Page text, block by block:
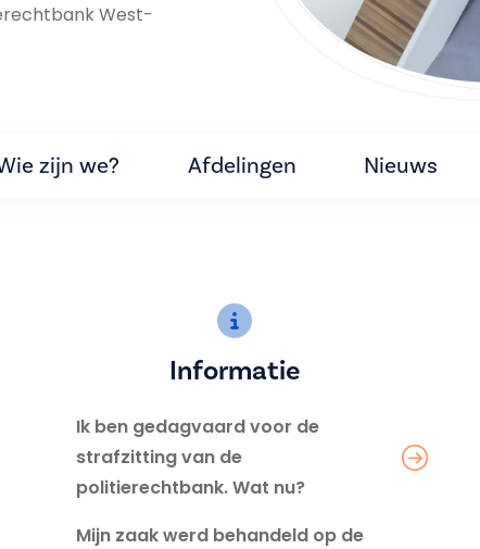
West-
zijn we? Afdelingen Nieuws
Informatie
Ik ben gedagvaard voor de
strafzitting van de
politierechtbank. Wat nu?
Mijn zaak werd behandeld op de